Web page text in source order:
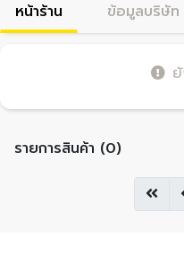
หน้าร้าน ข้อมูลบริษัท
รายการสินค้า (0)